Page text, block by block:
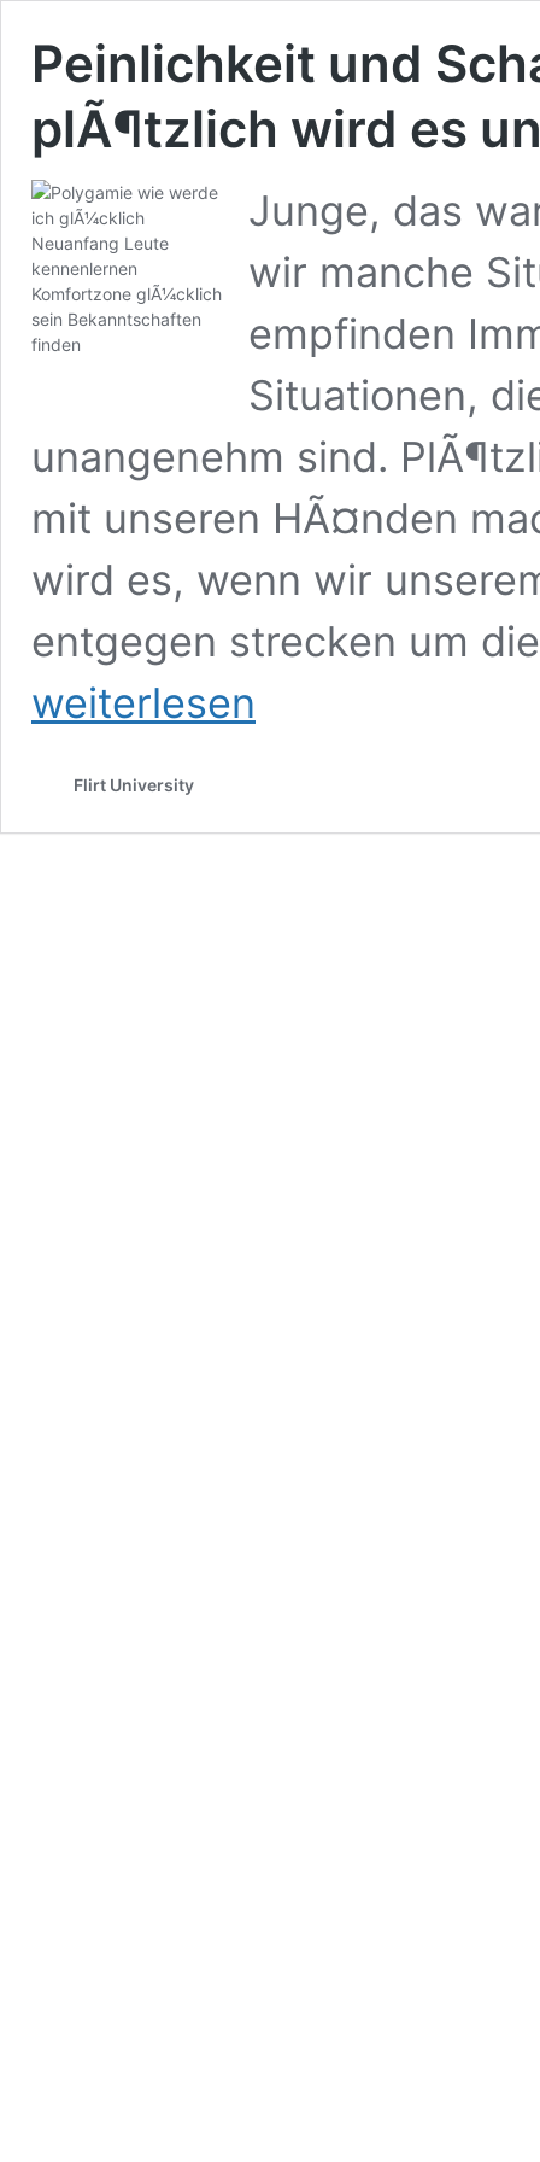
Peinlichkeit und
plÃ¶tzlich wird es
Junge, das
wir manche
empfinden
Situationen,
unangenehm sind.
mit unseren HÃ¤nden
wird es, wenn wir
entgegen strecken um
weiterlesen
Flirt University